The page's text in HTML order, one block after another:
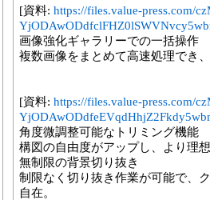
[資料: https://files.value-press.com/
画像強化ギャラリーでの一括操作
複数画像をまとめて高速処理でき
[資料: https://files.value-press.com/
角度微調整可能なトリミング機能
構図の自由度がアップし、より理
無制限の背景切り抜き
制限なく切り抜き作業が可能で、
自在。